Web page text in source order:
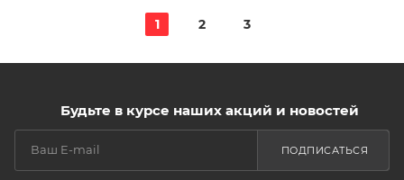
1 2 3
Будьте в курсе наших акций и новостей
ПОДПИСАТЬСЯ